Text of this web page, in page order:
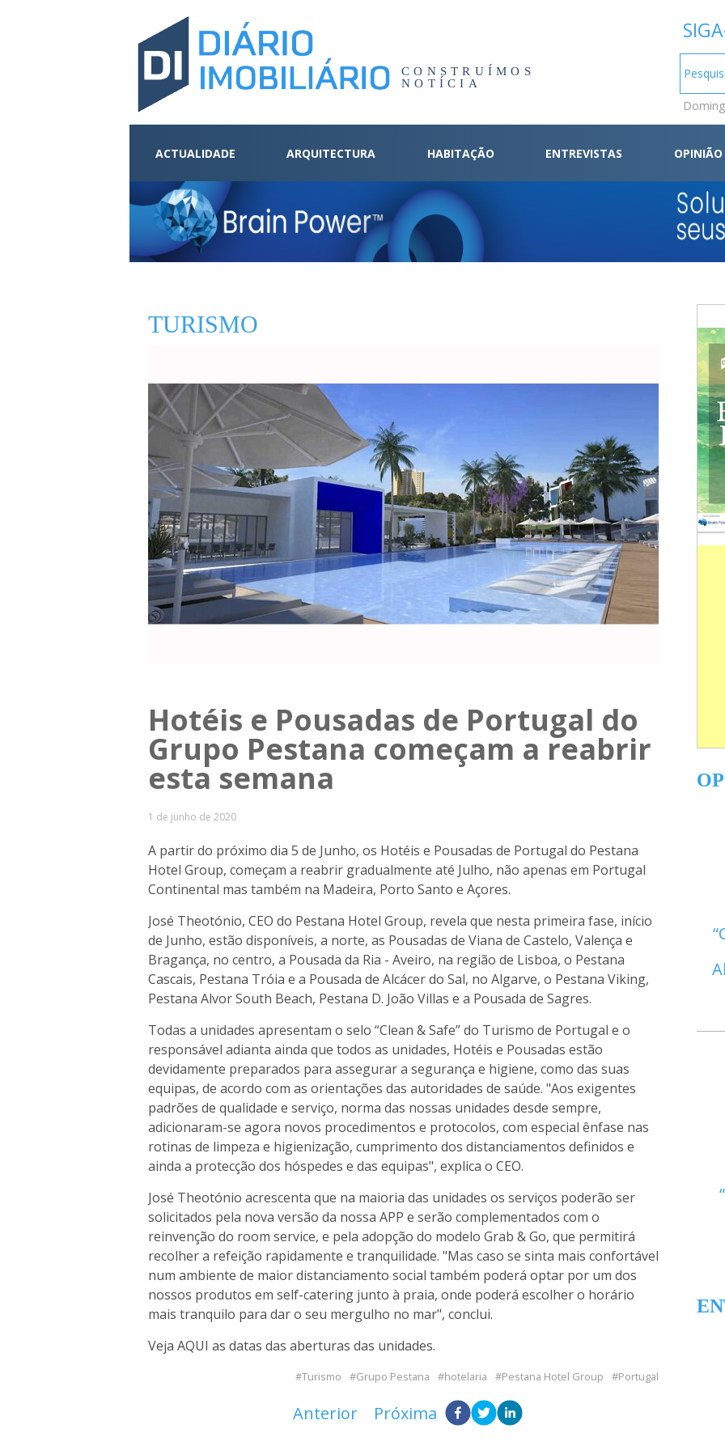
CONSTRUÍMOS
NOTÍCIA
ACTUALIDADE ARQUITECTURA HABITAÇÃO ENTREVISTAS OPINIÃO
TURISMO
Hotéis e Pousadas de Portugal do
Grupo Pestana começam a reabrir
esta semana
1 de junho de 2020
A partir do próximo dia 5 de Junho, os Hotéis e Pousadas de Portugal do Pestana
Hotel Group, começam a reabrir gradualmente até Julho, não apenas em Portugal
Continental mas também na Madeira, Porto Santo e Açores.
José Theotónio, CEO do Pestana Hotel Group, revela que nesta primeira fase, início
de Junho, estão disponíveis, a norte, as Pousadas de Viana de Castelo, Valença e
Bragança, no centro, a Pousada da Ria - Aveiro, na região de Lisboa, o Pestana
Cascais, Pestana Tróia e a Pousada de Alcácer do Sal, no Algarve, o Pestana Viking,
Pestana Alvor South Beach, Pestana D. João Villas e a Pousada de Sagres.
Todas a unidades apresentam o selo “Clean & Safe” do Turismo de Portugal e o
responsável adianta ainda que todos as unidades, Hotéis e Pousadas estão
devidamente preparados para assegurar a segurança e higiene, como das suas
equipas, de acordo com as orientações das autoridades de saúde. "Aos exigentes
padrões de qualidade e serviço, norma das nossas unidades desde sempre,
adicionaram-se agora novos procedimentos e protocolos, com especial ênfase nas
rotinas de limpeza e higienização, cumprimento dos distanciamentos definidos e
ainda a protecção dos hóspedes e das equipas", explica o CEO.
José Theotónio acrescenta que na maioria das unidades os serviços poderão ser
solicitados pela nova versão da nossa APP e serão complementados com o
reinvenção do room service, e pela adopção do modelo Grab & Go, que permitirá
recolher a refeição rapidamente e tranquilidade. "Mas caso se sinta mais confortável
num ambiente de maior distanciamento social também poderá optar por um dos
nossos produtos em self-catering junto à praia, onde poderá escolher o horário
mais tranquilo para dar o seu mergulho no mar", conclui.
VejaAQUI as datas das aberturas das unidades.
Turismo Grupo Pestana hotelaria Pestana Hotel Group Portugal
Anterior Próxima